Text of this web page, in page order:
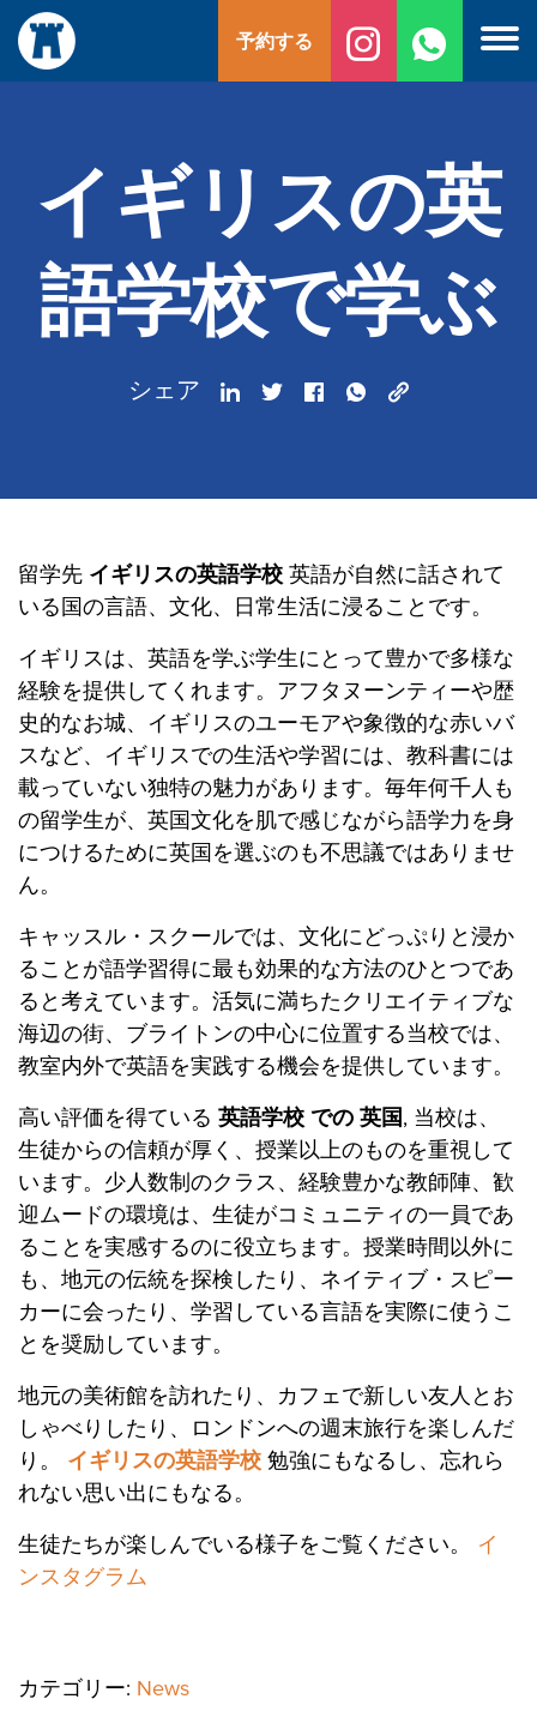
ン
テ
予約する
イギリスの英
語学校で学ぶ
シェア
留学先 イギリスの英語学校英語が自然に話されて
いる国の言語、文化、日常生活に浸ることです。
イギリスは、英語を学ぶ学生にとって豊かで多様な
経験を提供してくれます。アフタヌーンティーや歴
史的なお城、イギリスのユーモアや象徴的な赤いバ
スなど、イギリスでの生活や学習には、教科書には
載っていない独特の魅力があります。毎年何千人も
の留学生が、英国文化を肌で感じながら語学力を身
につけるために英国を選ぶのも不思議ではありませ
ん。
キャッスル・スクールでは、文化にどっぷりと浸か
ることが語学習得に最も効果的な方法のひとつであ
ると考えています。活気に満ちたクリエイティブな
海辺の街、ブライトンの中心に位置する当校では、
教室内外で英語を実践する機会を提供しています。
高い評価を得ている 英語学校 での英国, 当校は、
生徒からの信頼が厚く、授業以上のものを重視して
います。少人数制のクラス、経験豊かな教師陣、歓
迎ムードの環境は、生徒がコミュニティの一員であ
ることを実感するのに役立ちます。授業時間以外に
も、地元の伝統を探検したり、ネイティブ・スピー
カーに会ったり、学習している言語を実際に使うこ
とを奨励しています。
地元の美術館を訪れたり、カフェで新しい友人とお
しゃべりしたり、ロンドンへの週末旅行を楽しんだ
り。 イギリスの英語学校勉強にもなるし、忘れら
れない思い出にもなる。
生徒たちが楽しんでいる様子をご覧ください。 イ
ンスタグラム
カテゴリー: News